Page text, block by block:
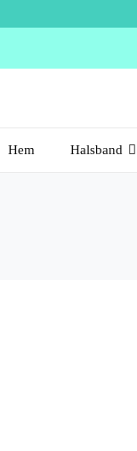
Hem Halsband